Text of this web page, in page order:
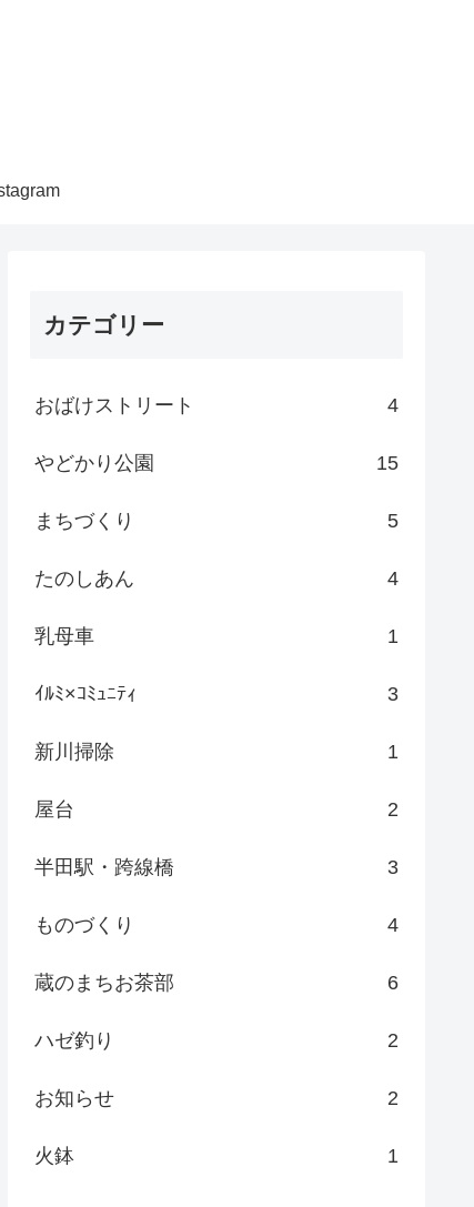
カテゴリー
おばけストリート 4
やどかり公園 15
まちづくり 5
たのしあん 4
乳母車 1
ｲﾙﾐ×ｺﾐｭﾆﾃｨ 3
新川掃除 1
屋台 2
半田駅・跨線橋 3
ものづくり 4
蔵のまちお茶部 6
ハゼ釣り 2
お知らせ 2
火鉢 1